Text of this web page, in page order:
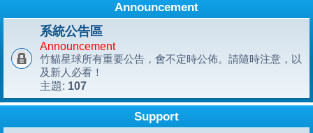
Announcement
系統公告區
Announcement
竹貓星球所有重要公告，會不定時公佈。請隨時注意，以
及新人必看！
主題: 107
Support